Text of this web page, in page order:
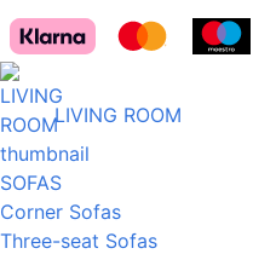
LIVING ROOM
SOFAS
Corner Sofas
Three-seat Sofas